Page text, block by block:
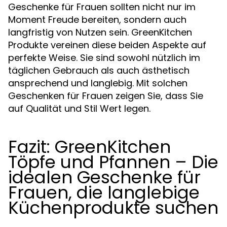
Geschenke für Frauen sollten nicht nur im
Moment Freude bereiten, sondern auch
langfristig von Nutzen sein. GreenKitchen
Produkte vereinen diese beiden Aspekte auf
perfekte Weise. Sie sind sowohl nützlich im
täglichen Gebrauch als auch ästhetisch
ansprechend und langlebig. Mit solchen
Geschenken für Frauen zeigen Sie, dass Sie
auf Qualität und Stil Wert legen.
Fazit: GreenKitchen
Töpfe und Pfannen – Die
idealen Geschenke für
Frauen, die langlebige
Küchenprodukte suchen